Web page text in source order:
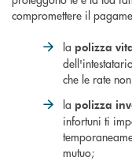
compromettere il
la polizza
che le rate
la polizza
infortuni ti
mutuo;